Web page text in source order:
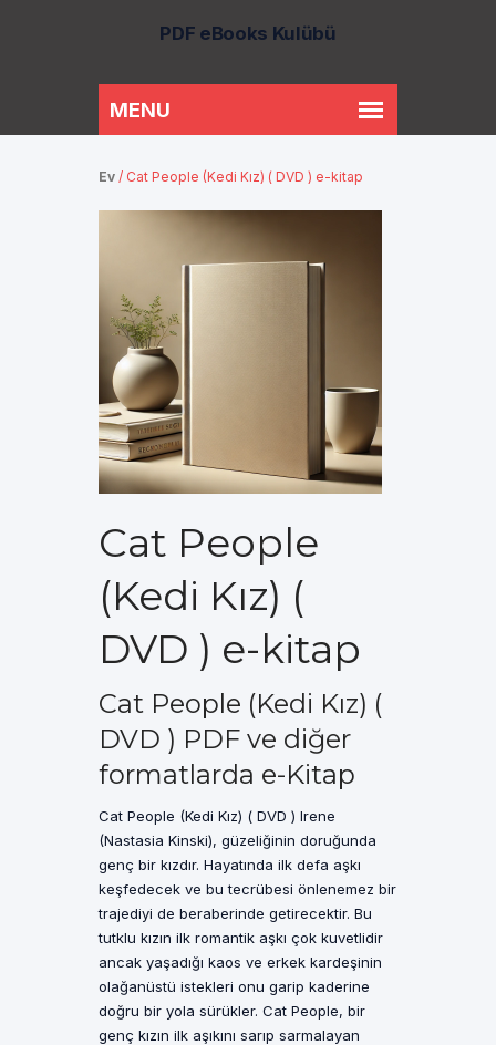
PDF eBooks Kulübü
Ev / Cat People (Kedi Kız) ( DVD ) e-kitap
Cat People
(Kedi Kız) (
DVD ) e-kitap
Cat People (Kedi Kız) (
DVD ) PDF ve diğer
formatlarda e-Kitap
Cat People (Kedi Kız) ( DVD ) Irene
(Nastasia Kinski), güzeliğinin doruğunda
genç bir kızdır. Hayatında ilk defa aşkı
keşfedecek ve bu tecrübesi önlenemez bir
trajediyi de beraberinde getirecektir. Bu
tutklu kızın ilk romantik aşkı çok kuvetlidir
ancak yaşadığı kaos ve erkek kardeşinin
olağanüstü istekleri onu garip kaderine
doğru bir yola sürükler. Cat People, bir
genç kızın ilk aşıkını sarıp sarmalayan